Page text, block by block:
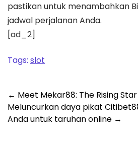
pastikan untuk menambahkan
jadwal perjalanan Anda.
[ad_2]
Tags: slot
Post
navigation
← Meet Mekar88: The Rising
Meluncurkan daya pikat
Anda untuk taruhan online →